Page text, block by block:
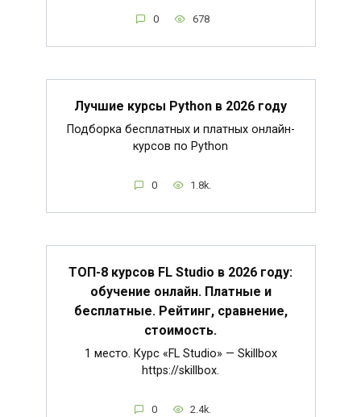
0 678
Лучшие курсы Python в 2026 году
Подборка бесплатных и платных онлайн-
курсов по Python
0 1.8k.
ТОП-8 курсов FL Studio в 2026 году:
обучение онлайн. Платные и
бесплатные. Рейтинг, сравнение,
стоимость.
1 место. Курс «FL Studio» — Skillbox
https://skillbox.
0 2.4k.